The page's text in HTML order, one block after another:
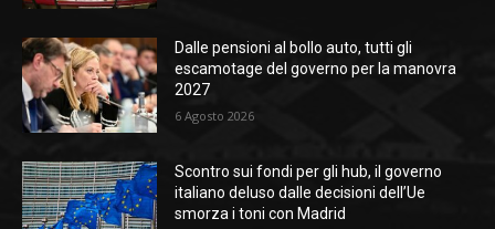
Dalle pensioni al bollo auto, tutti gli
escamotage del governo per la manovra
2027
6 Agosto 2026
Scontro sui fondi per gli hub, il governo
italiano deluso dalle decisioni dell’Ue
smorza i toni con Madrid